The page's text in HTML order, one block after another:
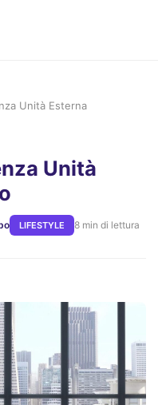
Unità Esterna
Unità
LIFESTYLE 8 min di lettura